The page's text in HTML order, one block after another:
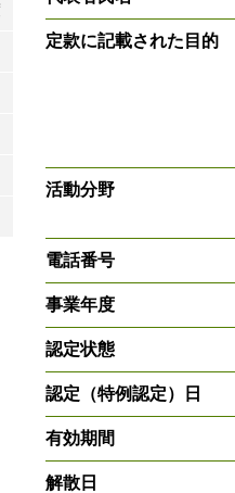
定款に記載された目的
活動分野
電話番号
事業年度
認定状態
認定（特例認定）日
有効期間
解散日